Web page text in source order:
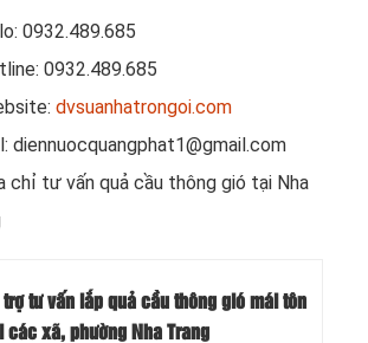
0932.489.685
0932.489.685
dvsuanhatrongoi.com
diennuocquangphat1@gmail.com
chỉ tư vấn quả cầu thông gió tại Nha
trợ tư vấn lắp quả cầu thông gió mái tôn
các xã, phường Nha Trang